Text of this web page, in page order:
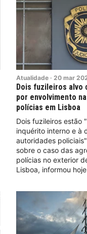
Atualidade · 20 mar
Dois fuzileiros alvo
por envolvimento
polícias em Lisboa
Dois fuzileiros estão
inquérito interno e à
autoridades
sobre o caso das
polícias no exterior
Lisboa, informou